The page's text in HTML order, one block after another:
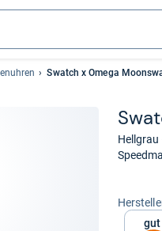
Swatch x Omega
von
Gut